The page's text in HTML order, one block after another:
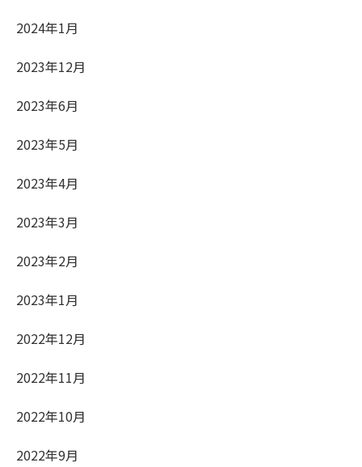
2024年1月
2023年12月
2023年6月
2023年5月
2023年4月
2023年3月
2023年2月
2023年1月
2022年12月
2022年11月
2022年10月
2022年9月